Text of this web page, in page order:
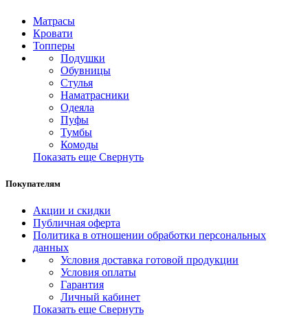
Матрасы
Кровати
Топперы
Подушки
Обувницы
Стулья
Наматрасники
Одеяла
Пуфы
Тумбы
Комоды
Показать еще Свернуть
Покупателям
Акции и скидки
Публичная оферта
Политика в отношении обработки персональных
данных
Условия доставка готовой продукции
Условия оплаты
Гарантия
Личный кабинет
Показать еще Свернуть